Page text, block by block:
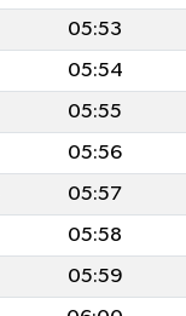
05:53
05:54
05:55
05:56
05:57
05:58
05:59